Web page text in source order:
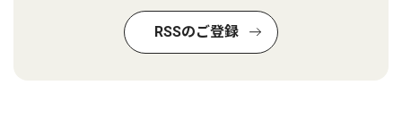
RSSのご登録